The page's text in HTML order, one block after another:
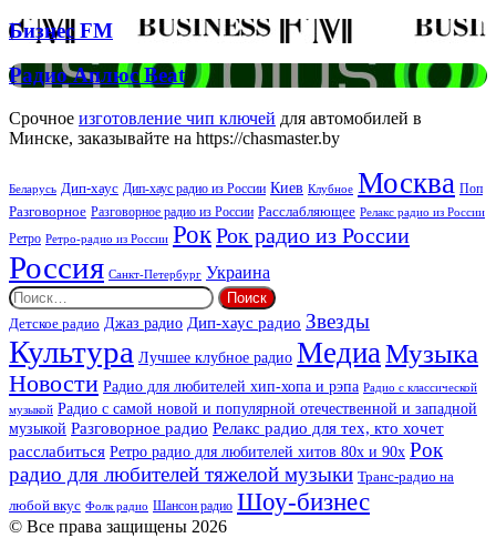
Бизнес
Бизнес FM
Радио
Аплюс
Beat
Радио Аплюс Beat
Срочное изготовление чип ключей для автомобилей в
Минске, заказывайте на https://chasmaster.by
Беларусь Дип-хаус Дип-хаус радио из России Киев Клубное Москва Поп
Разговорное Разговорное радио из России Расслабляющее Релакс радио из России
Ретро Ретро-радио из России РокРок радио из России
Россия Санкт-Петербург Украина
Найти:
Детское радио Джаз радио Дип-хаус радио Звезды
Культура Лучшее клубное радио МедиаМузыка
Новости Радио для любителей хип-хопа и рэпа Радио с классической
музыкой Радио с самой новой и популярной отечественной и западной
музыкой Разговорное радио Релакс радио для тех, кто хочет
расслабиться Ретро радио для любителей хитов 80х и 90х Рок
радио для любителей тяжелой музыки Транс-радио на
любой вкус Фолк радио Шансон радио Шоу-бизнес
© Все права защищены 2026